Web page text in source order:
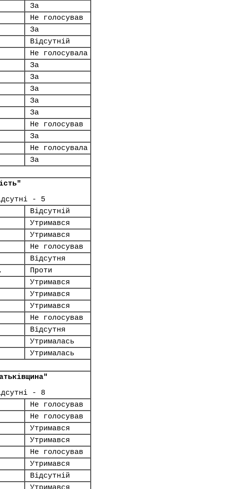
За
Не голосував
За
Відсутній
Не голосувала
За
За
За
За
За
Не голосував
За
Не голосувала
За
- 5
Відсутній
Утримався
Утримався
Не голосував
Відсутня
Проти
Утримався
Утримався
Утримався
Не голосував
Відсутня
Утрималась
Утрималась
- 8
Не голосував
Не голосував
Утримався
Утримався
Не голосував
Утримався
Відсутній